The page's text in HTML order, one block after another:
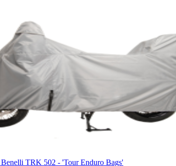
TRK 502 - 'Tour Enduro Bags'